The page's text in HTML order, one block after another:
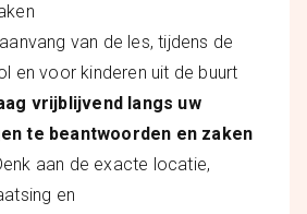
van de les, tijdens de
en voor kinderen uit de buurt
vrijblijvend langs uw
te beantwoorden en zaken
aan de exacte locatie,
en